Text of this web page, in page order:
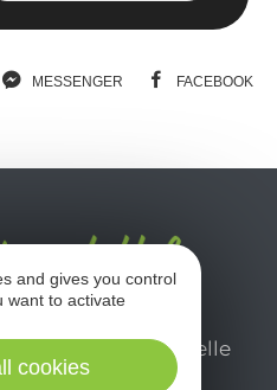
MESSENGER FACEBOOK
newsletter mensuelle
pour profiter
and gives you control
want to activate
cookies